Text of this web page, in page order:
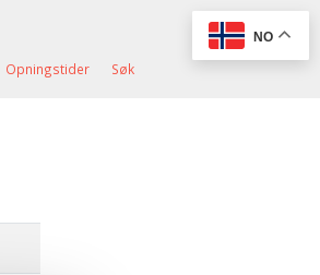
Opningstider Søk
NO